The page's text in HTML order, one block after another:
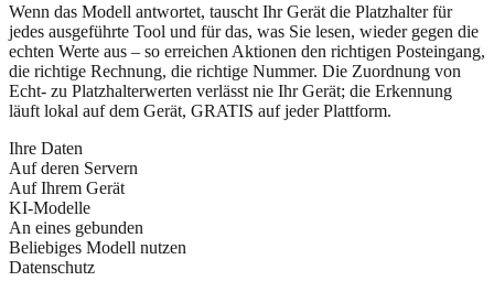
Wenn das Modell antwortet, tauscht Ihr Gerät die Platzhalter für
jedes ausgeführte Tool und für das, was Sie lesen, wieder gegen die
echten Werte aus – so erreichen Aktionen den richtigen Posteingang,
die richtige Rechnung, die richtige Nummer. Die Zuordnung von
Echt- zu Platzhalterwerten verlässt nie Ihr Gerät; die Erkennung
läuft lokal auf dem Gerät, GRATIS auf jeder Plattform.
Ihre Daten
Auf deren Servern
Auf Ihrem Gerät
KI-Modelle
An eines gebunden
Beliebiges Modell nutzen
Datenschutz